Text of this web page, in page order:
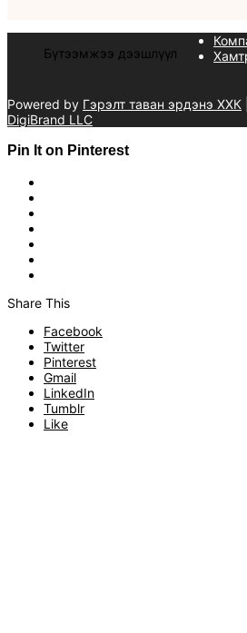
Бүтээмжээ дээшлүүл
Powered by Гэрэлт таван эрдэнэ ХХК
DigiBrand LLC
Pin It on Pinterest
Share This
Facebook
Twitter
Pinterest
Gmail
LinkedIn
Tumblr
Like